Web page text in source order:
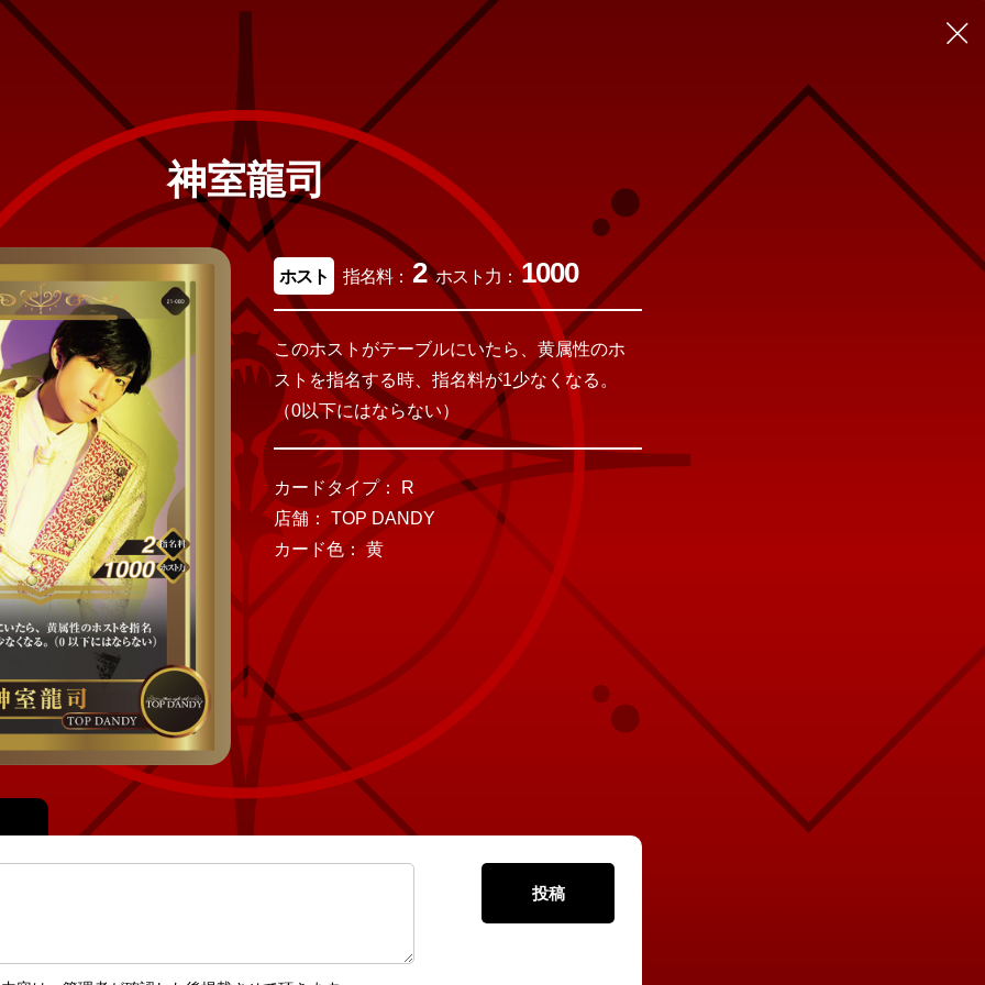
神室龍司
ホスト 指名料： 2 ホスト力：1000
このホストがテーブルにいたら、黄属性のホ
ストを指名する時、指名料が1少なくなる。
（0以下にはならない）
カードタイプ： R
店舗： TOP DANDY
カード色： 黄